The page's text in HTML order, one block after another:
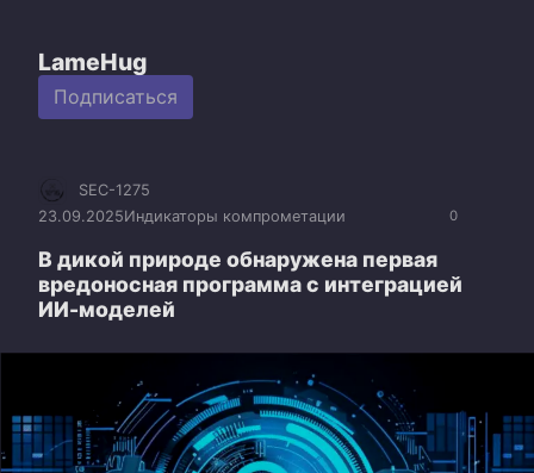
LameHug
Подписаться
0
SEC-1275
23.09.2025Индикаторы компрометации
В дикой природе обнаружена первая
вредоносная программа с интеграцией
ИИ-моделей